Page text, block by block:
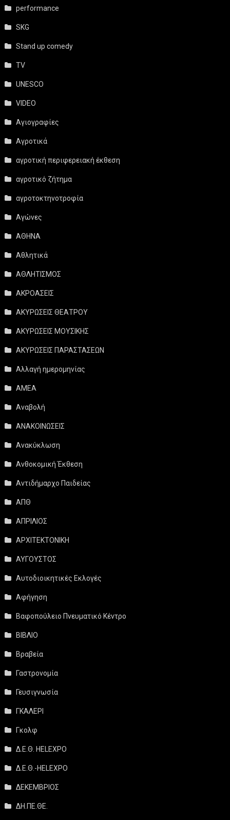
performance
SKG
Stand up comedy
TV
UNESCO
VIDEO
Αγιογραφίες
Αγροτικά
αγροτική περιφερειακή έκθεση
αγροτικό ζήτημα
αγροτοκτηνοτροφία
Αγώνες
ΑΘΗΝΑ
Αθλητικά
ΑΘΛΗΤΙΣΜΟΣ
ΑΚΡΟΑΣΕΙΣ
ΑΚΥΡΩΣΕΙΣ ΘΕΑΤΡΟΥ
ΑΚΥΡΩΣΕΙΣ ΜΟΥΣΙΚΗΣ
ΑΚΥΡΩΣΕΙΣ ΠΑΡΑΣΤΑΣΕΩΝ
Αλλαγή ημερομηνίας
ΑΜΕΑ
Αναβολή
ΑΝΑΚΟΙΝΩΣΕΙΣ
Ανακύκλωση
Ανθοκομική Έκθεση
Αντιδήμαρχο Παιδείας
ΑΠΘ
ΑΠΡΙΛΙΟΣ
ΑΡΧΙΤΕΚΤΟΝΙΚΗ
ΑΥΓΟΥΣΤΟΣ
Αυτοδιοικητικές Εκλογές
Αφήγηση
Βαφοπούλειο Πνευματικό Κέντρο
ΒΙΒΛΙΟ
Βραβεία
Γαστρονομία
Γευσιγνωσία
ΓΚΑΛΕΡΙ
Γκολφ
Δ.Ε.Θ. HELEXPO
Δ.Ε.Θ.-HELEXPO
ΔΕΚΕΜΒΡΙΟΣ
ΔΗ.ΠΕ.ΘΕ.